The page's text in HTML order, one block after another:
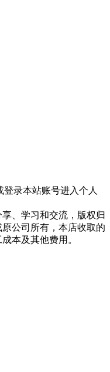
录本站账号进入个人
、学习和交流，版权归
公司所有，本店收取的
本及其他费用。